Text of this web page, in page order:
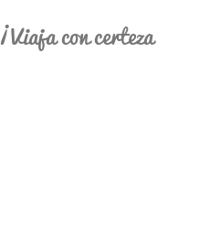
¡Viaja con certeza